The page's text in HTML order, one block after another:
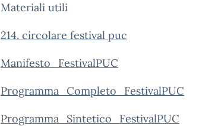
Materiali utili
214. circolare festival puc
Manifesto_FestivalPUC
Programma_Completo_FestivalPUC
Programma_Sintetico_FestivalPUC